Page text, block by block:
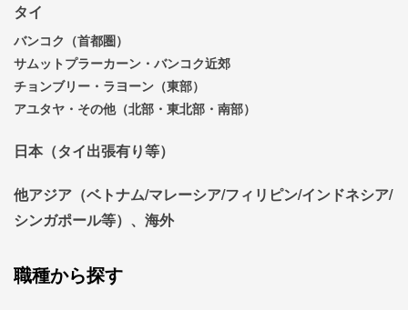
タイ
バンコク（首都圏）
サムットプラーカーン・バンコク近郊
チョンブリー・ラヨーン（東部）
アユタヤ・その他（北部・東北部・南部）
日本（タイ出張有り等）
他アジア（ベトナム/マレーシア/フィリピン/インドネシア/
シンガポール等）、海外
職種から探す